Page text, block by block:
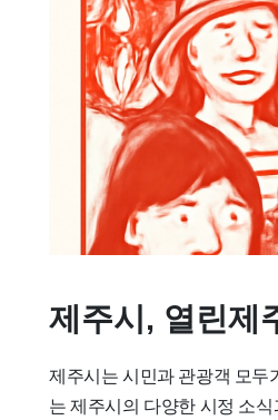
제주시, 열린제
제주시는 시민과 관광객 모두
는 제주시의 다양한 시정 소